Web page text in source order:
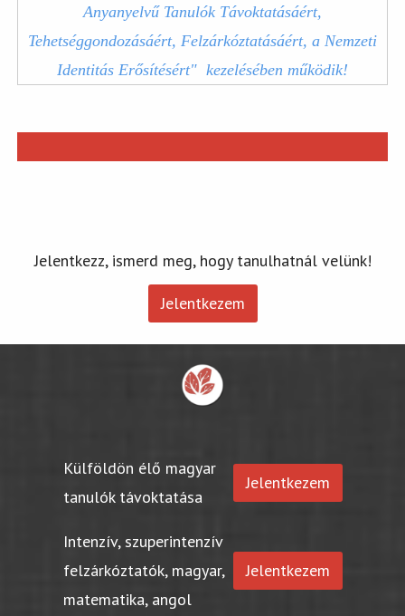
Anyanyelvű Tanulók Távoktatásáért,
Tehetséggondozásáért, Felzárkóztatásáért, a Nemzeti
Identitás Erősítésért" kezelésében működik!
Jelentkezz, ismerd meg, hogy tanulhatnál velünk!
Jelentkezem
Külföldön élő magyar
tanulók távoktatása
Jelentkezem
Intenzív, szuperintenzív
felzárkóztatók, magyar,
matematika, angol
Jelentkezem